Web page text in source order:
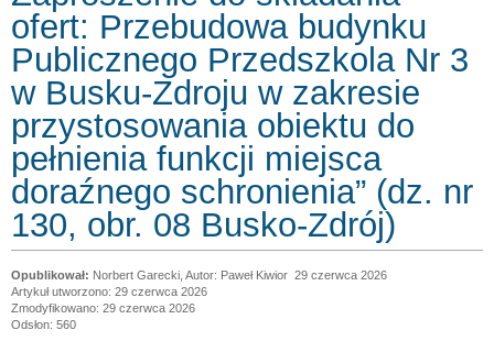
ofert: Przebudowa budynku
Publicznego Przedszkola Nr 3
w Busku-Zdroju w zakresie
przystosowania obiektu do
pełnienia funkcji miejsca
doraźnego schronienia” (dz. nr
130, obr. 08 Busko-Zdrój)
Norbert Garecki, Autor: Paweł Kiwior 29 czerwca 2026
Artykuł utworzono: 29 czerwca 2026
Zmodyfikowano: 29 czerwca 2026
Odsłon: 560